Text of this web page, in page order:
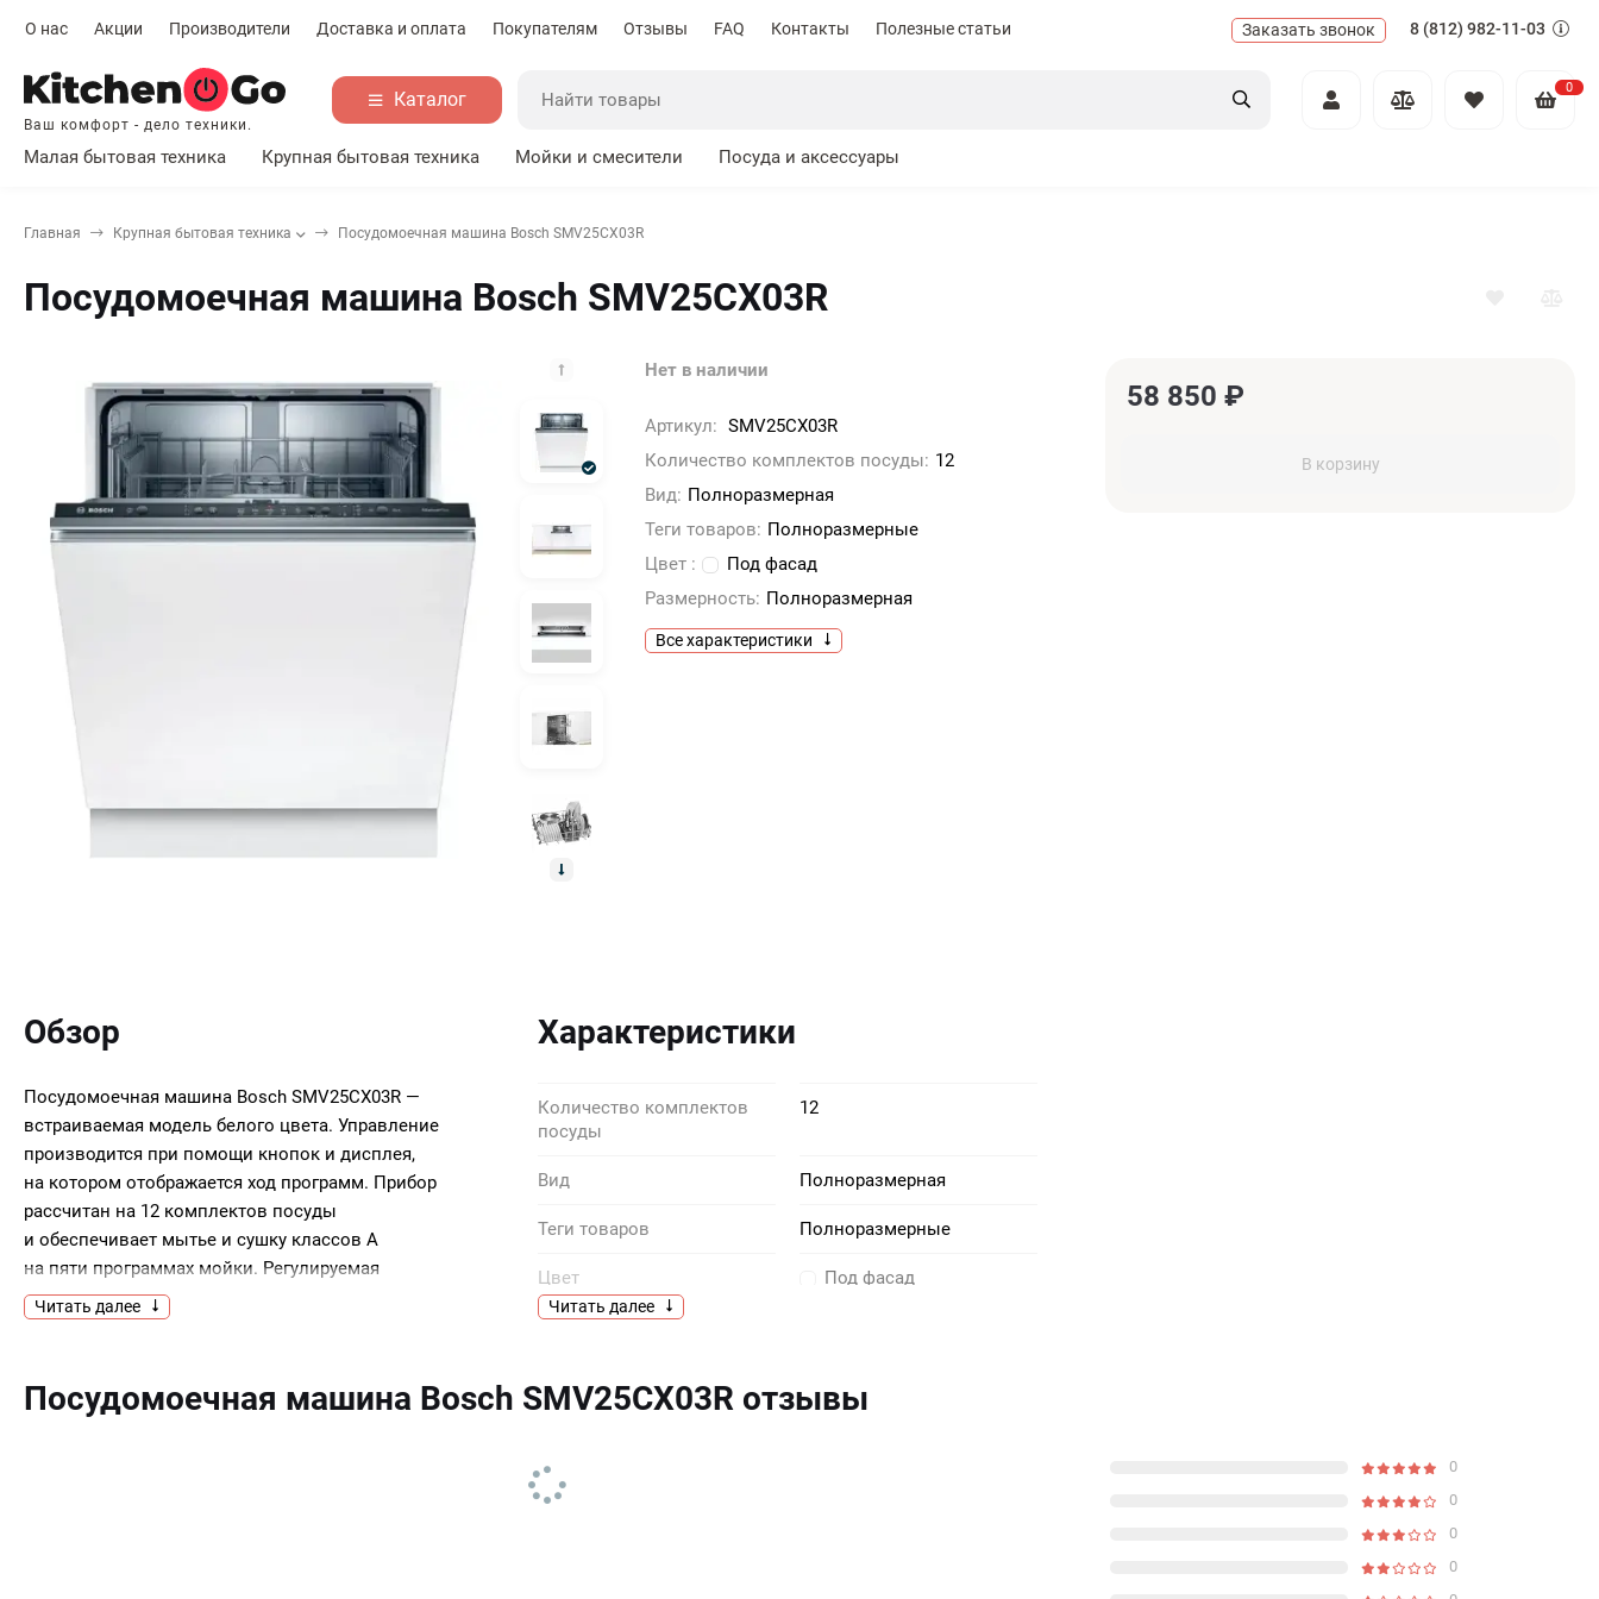
О нас Акции Производители Доставка и оплата Покупателям Отзывы FAQ Контакты Полезные статьи Заказать звонок 8 (812) 982-11-03
Ваш комфорт - дело техники.
Каталог
0
Малая бытовая техника Крупная бытовая техника Мойки и смесители Посуда и аксессуары
Главная Крупная бытовая техника Посудомоечная машина Bosch SMV25CX03R
Посудомоечная машина Bosch SMV25CX03R
Нет в наличии
Артикул: SMV25CX03R
Количество комплектов посуды: 12
Вид: Полноразмерная
Теги товаров: Полноразмерные
Цвет :
Под фасад
Размерность: Полноразмерная
Все характеристики
58 850 ₽
В корзину
Обзор
Посудомоечная машина Bosch SMV25CX03R —
встраиваемая модель белого цвета. Управление
производится при помощи кнопок и дисплея,
на котором отображается ход программ. Прибор
рассчитан на 12 комплектов посуды
и обеспечивает мытье и сушку классов А
на пяти программах мойки. Регулируемая
по высоте корзина для посуды позволяет
размещать противни и большие
комплектов посудыЭкономичная программа
для слабозагрязненной посудыПолная защита
Читать далее
Характеристики
Количество комплектов
посуды
12
Вид Полноразмерная
Теги товаров Полноразмерные
Цвет Под фасад
Размерность
Вес нетто, кг
Читать далее
Посудомоечная машина Bosch SMV25CX03R отзывы
0
0
0
0